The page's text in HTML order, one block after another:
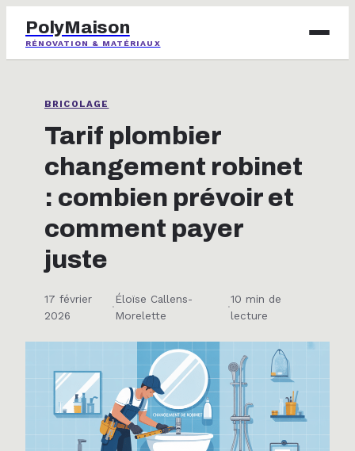
PolyMaison
RÉNOVATION & MATÉRIAUX
IMMOBILIER
JARDINAGE
MAISON & DÉCO
BRICOLAGE
Tarif plombier
changement robinet
: combien prévoir et
comment payer
juste
17 février
2026
·
Éloïse Callens-
Morelette
·
10 min de
lecture